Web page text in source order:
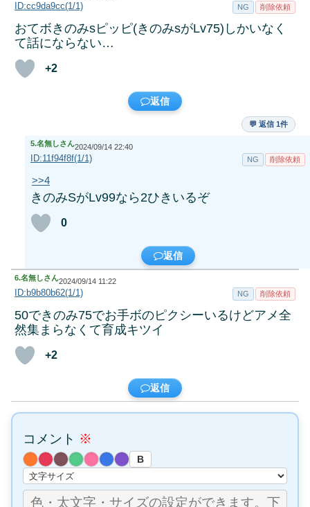
ID:cc9da9cc(1/1) NG 削除依頼
おてボきのみsピッピ(きのみsがLv75)しかいなく
て話にならない…
+2
返信
💬 返信 1件
5.名無しさん2024/09/14 22:40
ID:11f94f8f(1/1) NG 削除依頼
>>4
きのみSがLv99なら2ひきいるぞ
0
返信
6.名無しさん2024/09/14 11:22
ID:b9b80b62(1/1) NG 削除依頼
50できのみ75でお手ボのピクシーいるけどアメ全
然集まらなくて育成キツイ
+2
返信
コメント ※
B